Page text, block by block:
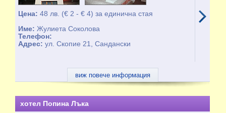
Цена:48 лв. (€ 2 - € 4) за единична стая
Име:Жулиета Соколова
Телефон:
Адрес:ул. Скопие 21, Сандански
виж повече информация
хотел Попина Лъка